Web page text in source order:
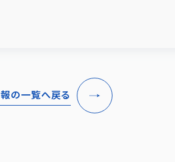
の一覧へ戻る